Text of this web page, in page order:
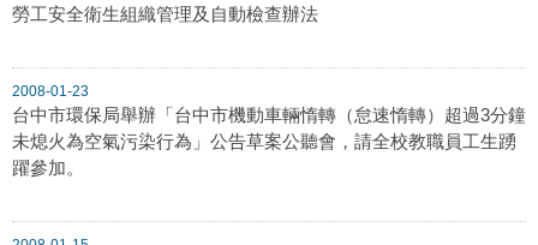
勞工安全衛生組織管理及自動檢查辦法
2008-01-23
台中市環保局舉辦「台中市機動車輛惰轉（怠速惰轉）超過3分鐘
未熄火為空氣污染行為」公告草案公聽會，請全校教職員工生踴
躍參加。